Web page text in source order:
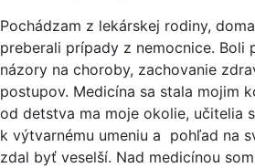
Pochádzam z lekárskej rodiny,
preberali prípady z nemocnice. Boli
názory na choroby, zachovanie
postupov. Medicína sa stala mojim
od detstva ma moje okolie, učitelia
k výtvarnému umeniu a pohľad na
zdal byť veselší. Nad medicínou